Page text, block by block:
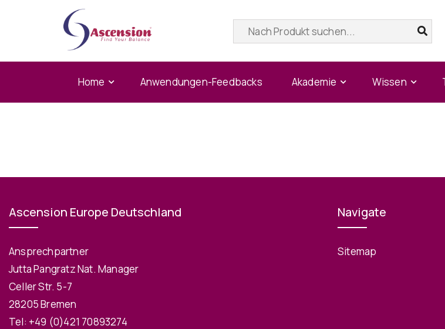
Home Anwendungen-Feedbacks Akademie Wissen
Ascension Europe Deutschland
Ansprechpartner
Jutta Pangratz Nat. Manager
Celler Str. 5-7
28205 Bremen
Tel: +49 (0)421 70893274
Navigate
Sitemap